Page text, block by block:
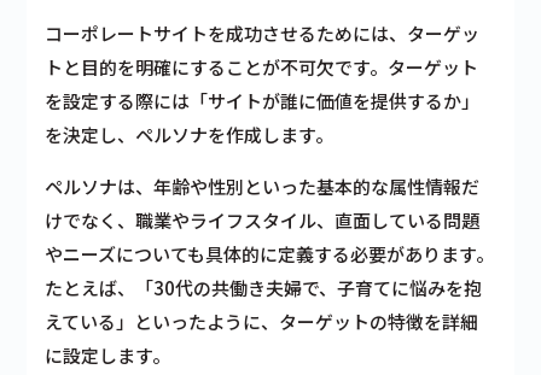
コーポレートサイトを成功させるためには、ターゲッ
トと目的を明確にすることが不可欠です。ターゲット
を設定する際には「サイトが誰に価値を提供するか」
を決定し、ペルソナを作成します。
ペルソナは、年齢や性別といった基本的な属性情報だ
けでなく、職業やライフスタイル、直面している問題
やニーズについても具体的に定義する必要があります。
たとえば、「30代の共働き夫婦で、子育てに悩みを抱
えている」といったように、ターゲットの特徴を詳細
に設定します。